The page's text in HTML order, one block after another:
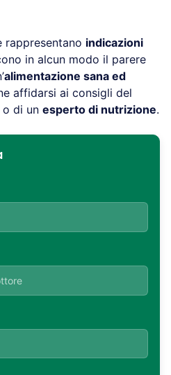
indicazioni
in alcun modo il parere
alimentazione sana ed
affidarsi ai consigli del
o di un esperto di nutrizione.